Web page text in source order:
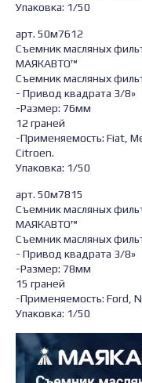
Упаковка: 1/50
арт. 50м7612
Съемник масляных
МАЯКАВТО™
Съемник масляных
- Привод квадрата 3/8»
-Размер: 76мм
12 граней
-Применяемость: Fiat,
Citroen.
Упаковка: 1/50
арт. 50м7815
Съемник масляных
МАЯКАВТО™
Съемник масляных
- Привод квадрата 3/8»
-Размер: 78мм
15 граней
-Применяемость: Ford,
Упаковка: 1/50